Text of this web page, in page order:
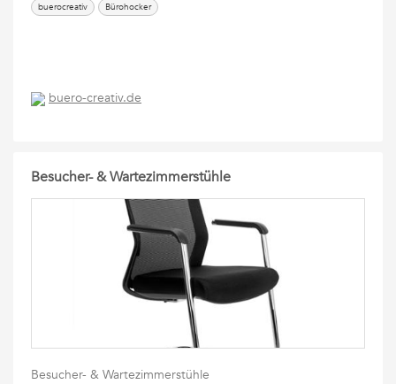
buerocreativ Bürohocker
buero-creativ.de
Besucher- & Wartezimmerstühle
Besucher- & Wartezimmerstühle